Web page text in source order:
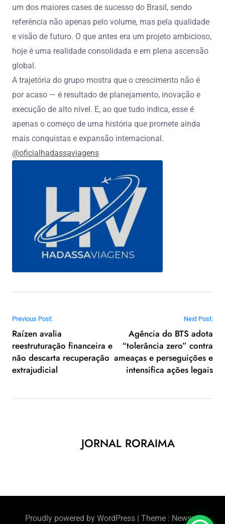
um dos maiores cases de sucesso do Brasil, sendo
referência não apenas pelo volume, mas pela qualidade
e visão de futuro. O que antes era um projeto ambicioso,
hoje é uma realidade consolidada e em plena ascensão
global.
A trajetória do grupo mostra que o crescimento não é
por acaso — é resultado de planejamento, inovação e
execução de alto nível. E, ao que tudo indica, esse é
apenas o começo de uma história que promete ainda
mais conquistas e expansão internacional.
@oficialhadassaviagens
Navegação de Post
Previous Post:
Raízen avalia
reestruturação financeira e
não descarta recuperação
extrajudicial
Next Post:
Agência do BTS adota
“tolerância zero” contra
ameaças e perseguições e
intensifica ações legais
JORNAL RORAIMA
Proudly powered by WordPress | Theme : Newsus